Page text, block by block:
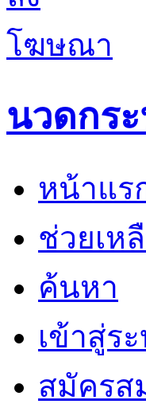
นวดกระ
หน้าแร
ช่วยเห
ค้นหา
เข้าสู่ร
สมัครส